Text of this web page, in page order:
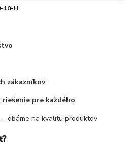
10-H
zákazníkov
riešenie pre každého
dbáme na kvalitu produktov